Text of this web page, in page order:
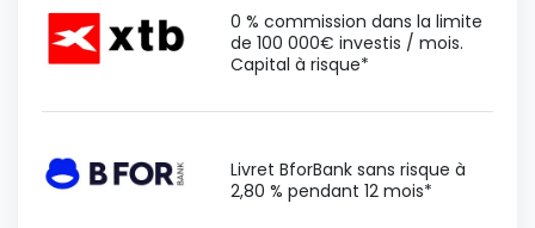
0 % commission dans la limite
de 100 000€ investis / mois.
Capital à risque*
Livret BforBank sans risque à
2,80 % pendant 12 mois*